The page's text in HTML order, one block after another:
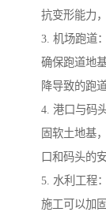
抗变形能力
3. 机场跑道
确保跑道地
降导致的跑
4. 港口与码
固软土地基
口和码头的
5. 水利工程
施工可以加